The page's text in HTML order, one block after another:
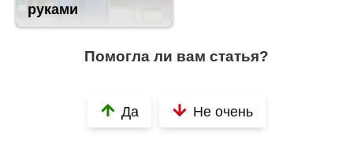
руками
Помогла ли вам статья?
Да Не очень